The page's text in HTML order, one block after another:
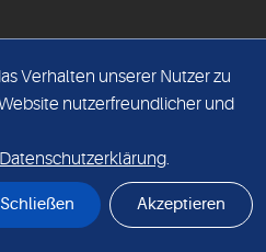
Verhalten unserer Nutzer zu
nutzerfreundlicher und
Datenschutzerklärung.
Schließen Akzeptieren